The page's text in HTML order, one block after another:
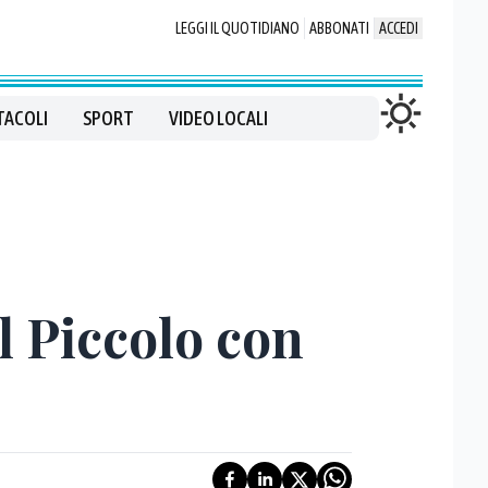
LEGGI IL QUOTIDIANO ABBONATI ACCEDI
SPORT VIDEO LOCALI
con